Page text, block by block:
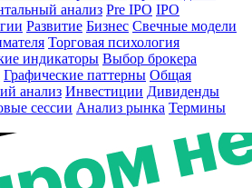
анализ Pre IPO IPO
Развитие Бизнес Свечные модели
Торговая психология
индикаторы Выбор брокера
Графические паттерны Общая
анализ Инвестиции Дивиденды
сессии Анализ рынка Термины